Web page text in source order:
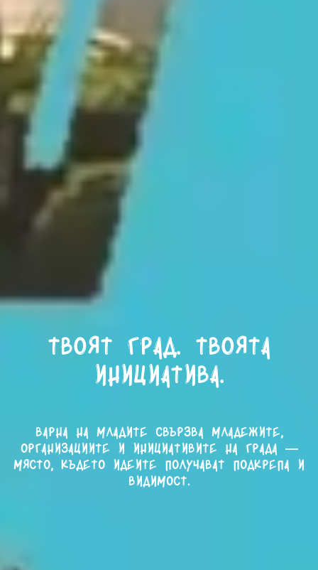
Твоят град. Твоята
инициатива.
Варна на младите свързва младежите,
организациите и инициативите на града —
място, където идеите получават подкрепа и
видимост.